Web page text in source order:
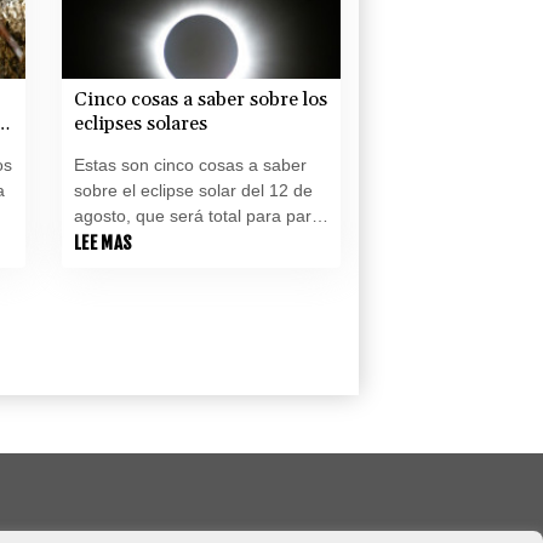
Cinco cosas a saber sobre los
eclipses solares
Estas son cinco cosas a saber
sobre el eclipse solar del 12 de
agosto, que será total para parte
de España:
LEE MAS